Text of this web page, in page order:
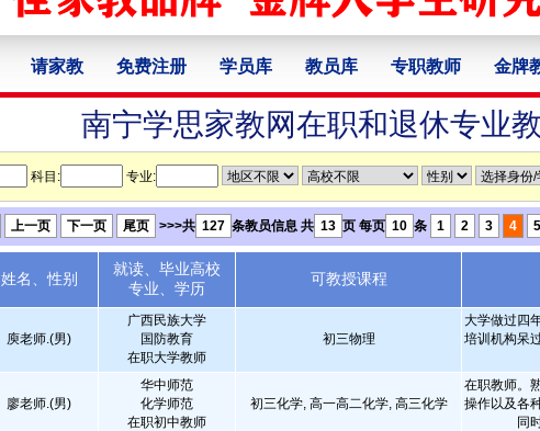
请家教 免费注册 学员库 教员库 专职教师 金牌
南宁学思家教网在职和退休专业
科目: 专业:
上一页 下一页 尾页 >>>共 127 条教员信息 共 13 页 每页 10 条 1 2 3 4 5
姓名、性别
就读、毕业高校
专业、学历
可教授课程
庾老师.(男)
广西民族大学
国防教育
在职大学教师
初三物理
大学做过四
培训机构呆
廖老师.(男)
华中师范
化学师范
在职初中教师
初三化学, 高一高二化学, 高三化学
在职教师。
操作以及各
同